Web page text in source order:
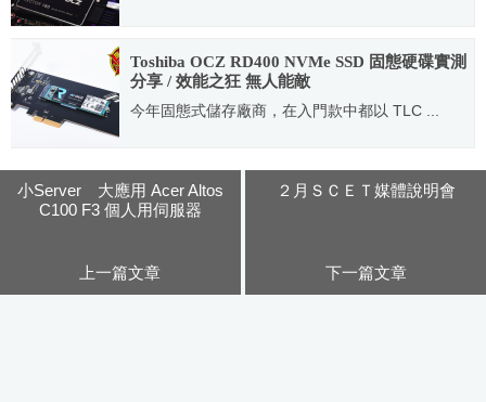
Toshiba OCZ RD400 NVMe SSD 固態硬碟實測
分享 / 效能之狂 無人能敵
今年固態式儲存廠商，在入門款中都以 TLC ...
小Server 大應用 Acer Altos
C100 F3 個人用伺服器
上一篇文章
２月ＳＣＥＴ媒體說明會
下一篇文章